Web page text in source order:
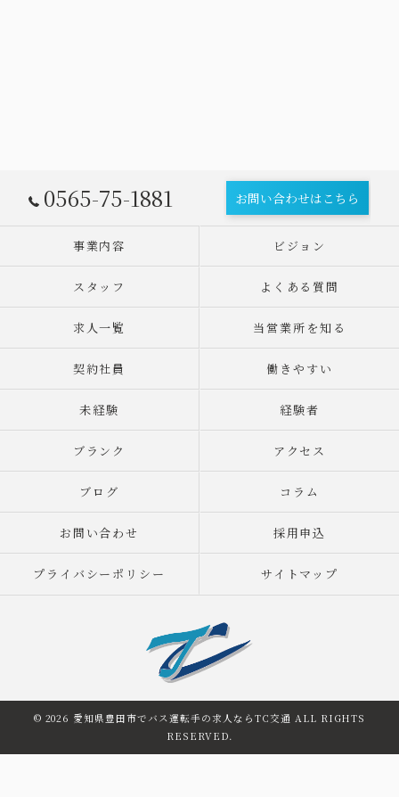
0565-75-1881 お問い合わせはこちら
事業内容 ビジョン
スタッフ よくある質問
求人一覧 当営業所を知る
契約社員 働きやすい
未経験 経験者
ブランク アクセス
ブログ コラム
お問い合わせ 採用申込
プライバシーポリシー サイトマップ
© 2026 愛知県豊田市でバス運転手の求人ならTC交通 ALL RIGHTS
RESERVED.